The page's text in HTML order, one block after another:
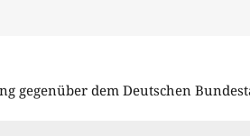
gegenüber dem Deutschen